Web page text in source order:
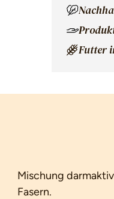
Futter
Mischung
Fasern.